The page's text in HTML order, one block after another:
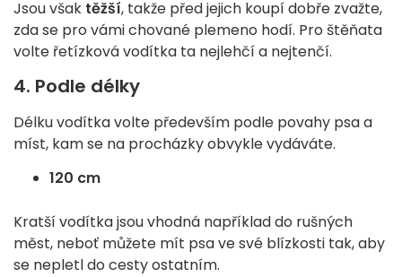
Jsou však těžší, takže před jejich koupí dobře zvažte,
zda se pro vámi chované plemeno hodí. Pro štěňata
volte řetízková vodítka ta nejlehčí a nejtenčí.
4. Podle délky
Délku vodítka volte především podle povahy psa a
míst, kam se na procházky obvykle vydáváte.
120 cm
Kratší vodítka jsou vhodná například do rušných
měst, neboť můžete mít psa ve své blízkosti tak, aby
se nepletl do cesty ostatním.